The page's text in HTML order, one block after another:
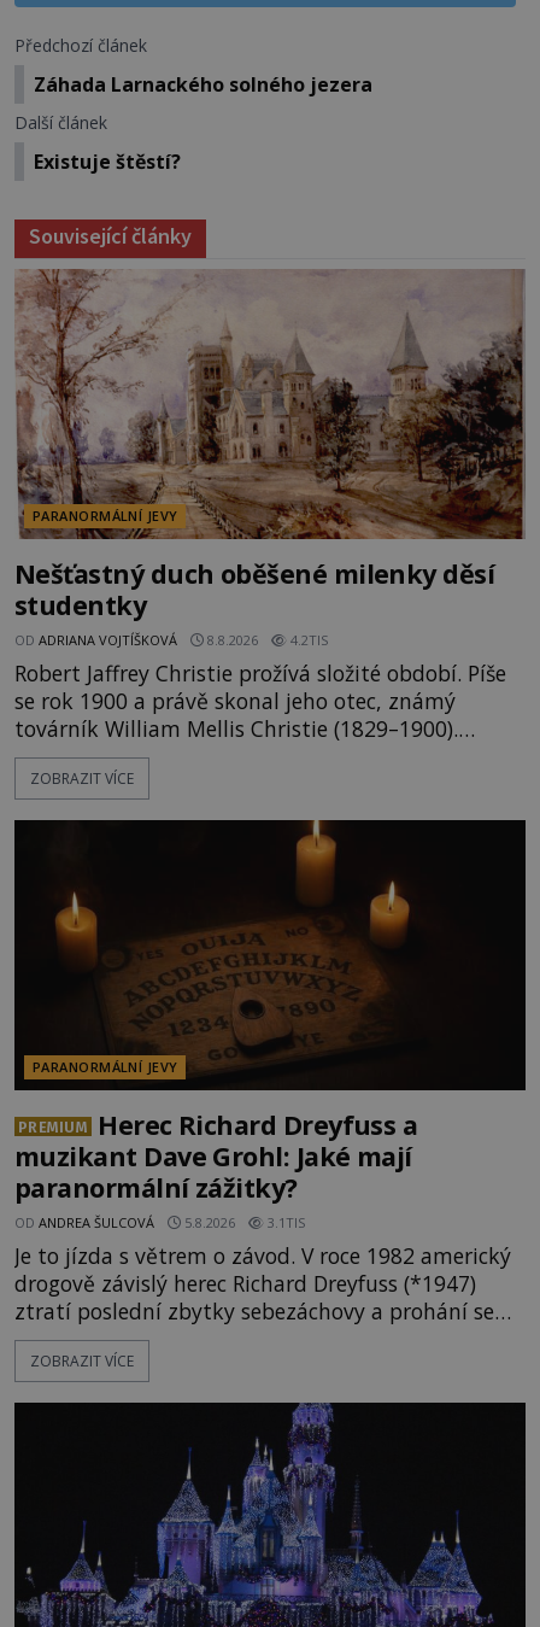
Předchozí článek
Záhada Larnackého solného jezera
Další článek
Existuje štěstí?
Související články
PARANORMÁLNÍ JEVY
Nešťastný duch oběšené milenky děsí
studentky
OD ADRIANA VOJTÍŠKOVÁ 8.8.2026 4.2TIS
Robert Jaffrey Christie prožívá složité období. Píše
se rok 1900 a právě skonal jeho otec, známý
továrník William Mellis Christie (1829–1900).
Smutná událost je ale doprovázena ohromným
dědictvím... Robertu připadne rodinné sídlo v
ta, na niž přijde Robert, by jen tak někoho
ZOBRAZIT VÍCE
PARANORMÁLNÍ JEVY
PREMIUM
Herec Richard Dreyfuss a
muzikant Dave Grohl: Jaké mají
paranormální zážitky?
OD ANDREA ŠULCOVÁ 5.8.2026 3.1TIS
Je to jízda s větrem o závod. V roce 1982 americký
drogově závislý herec Richard Dreyfuss (*1947)
ztratí poslední zbytky sebezáchovy a prohání se
po silnicích ve svém mercedesu jako utržený ze
řetězu. Vše vyvrcholí katastrofou, když to Dreyfuss
následně nalezne schovaný kokain. Tímto
momentem se slavnému
ZOBRAZIT VÍCE